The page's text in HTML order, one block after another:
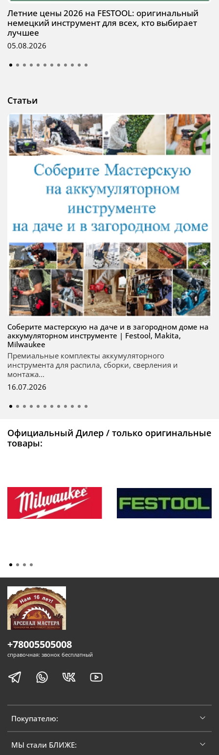
Летние цены 2026 на FESTOOL: оригинальный
немецкий инструмент для всех, кто выбирает
лучшее
05.08.2026
Статьи
Соберите мастерскую на даче и в загородном доме на
аккумуляторном инструменте | Festool, Makita,
Milwaukee
Премиальные комплекты аккумуляторного
инструмента для распила, сборки, сверления и
монтажа...
16.07.2026
Официальный Дилер / только оригинальные
товары:
Покупателю:
МЫ стали БЛИЖЕ:
+78005505008
справочная: звонок бесплатный